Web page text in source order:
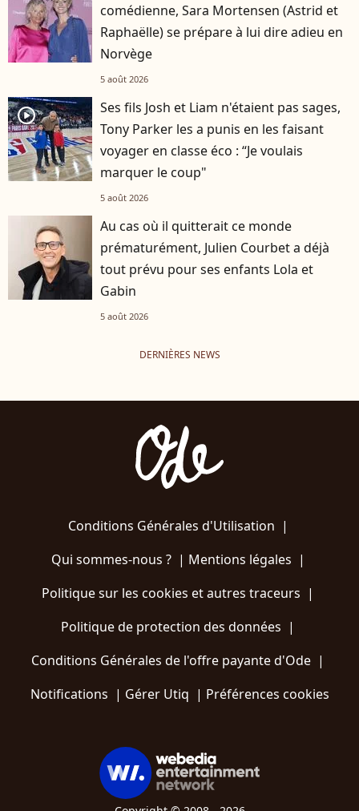
comédienne, Sara Mortensen (Astrid et
Raphaëlle) se prépare à lui dire adieu en
Norvège
5 août 2026
player2
Ses fils Josh et Liam n'étaient pas sages,
Tony Parker les a punis en les faisant
voyager en classe éco : “Je voulais
marquer le coup"
5 août 2026
Au cas où il quitterait ce monde
prématurément, Julien Courbet a déjà
tout prévu pour ses enfants Lola et
Gabin
5 août 2026
DERNIÈRES NEWS
Conditions Générales d'Utilisation |
Qui sommes-nous ?| Mentions légales |
Politique sur les cookies et autres traceurs |
Politique de protection des données |
Conditions Générales de l'offre payante d'Ode |
Notifications | Gérer Utiq | Préférences cookies